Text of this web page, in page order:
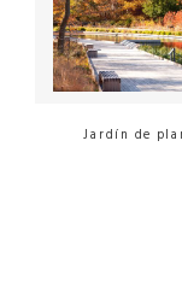
Jardín de